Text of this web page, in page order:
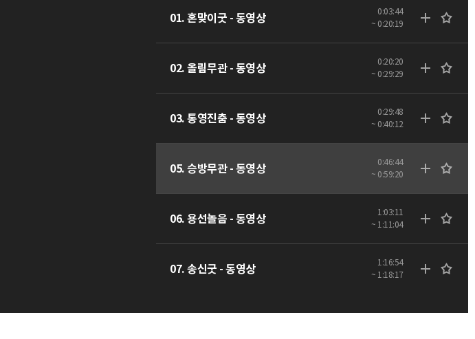
01. 혼맞이굿 - 동영상
0:03:44
~ 0:20:19
02. 올림무관 - 동영상
0:20:20
~ 0:29:29
03. 통영진춤 - 동영상
0:29:48
~ 0:40:12
05. 승방무관 - 동영상
0:46:44
~ 0:59:20
06. 용선놀음 - 동영상
1:03:11
~ 1:11:04
07. 송신굿 - 동영상
1:16:54
~ 1:18:17